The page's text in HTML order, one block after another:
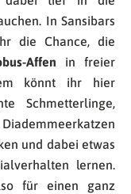
In Sansibars
die Chance, die
Affen in freier
könnt ihr hier
Schmetterlinge,
und dabei etwas
lernen.
für einen ganz